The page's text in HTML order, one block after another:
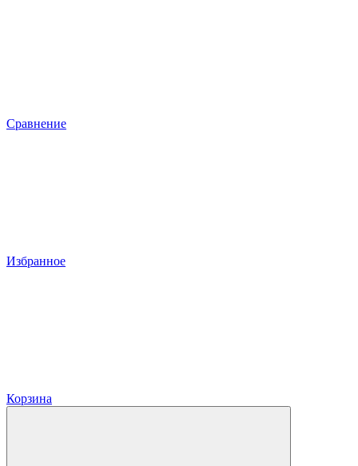
Сравнение
Избранное
Корзина